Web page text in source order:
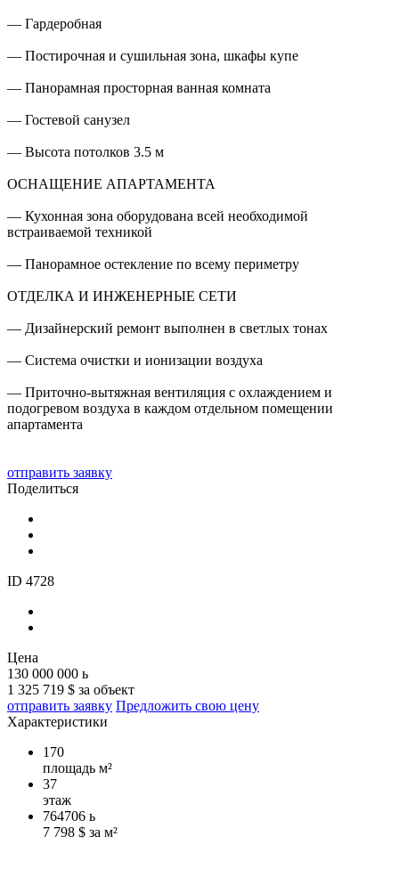
— Гардеробная
— Постирочная и сушильная зона, шкафы купе
— Панорамная просторная ванная комната
— Гостевой санузел
— Высота потолков 3.5 м
ОСНАЩЕНИЕ АПАРТАМЕНТА
— Кухонная зона оборудована всей необходимой
встраиваемой техникой
— Панорамное остекление по всему периметру
ОТДЕЛКА И ИНЖЕНЕРНЫЕ СЕТИ
— Дизайнерский ремонт выполнен в светлых тонах
— Система очистки и ионизации воздуха
— Приточно-вытяжная вентиляция с охлаждением и
подогревом воздуха в каждом отдельном помещении
апартамента
отправить заявку
Поделиться
ID 4728
Цена
130 000 000 ь
1 325 719 $ за объект
отправить заявку Предложить свою цену
Характеристики
170
площадь м²
37
этаж
764706 ь
7 798 $ за м²